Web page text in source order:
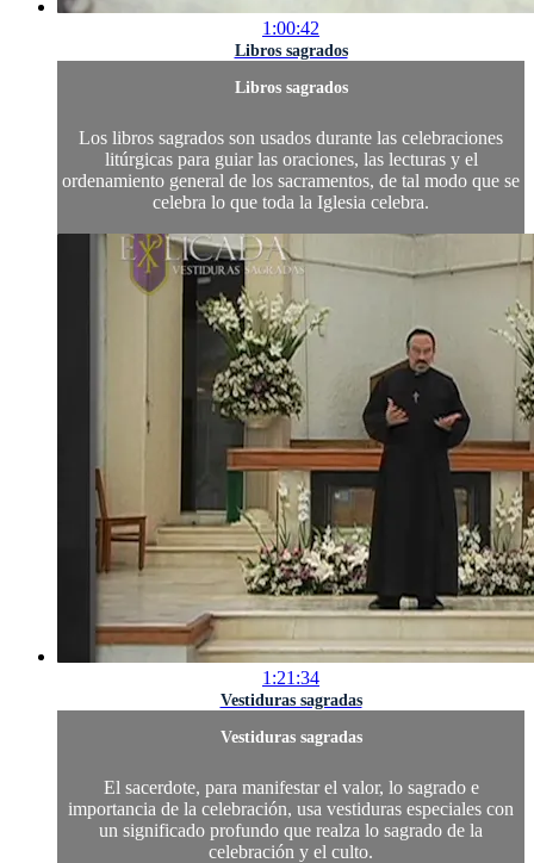
1:00:42
Libros sagrados
Libros sagrados
Los libros sagrados son usados durante las celebraciones
litúrgicas para guiar las oraciones, las lecturas y el
ordenamiento general de los sacramentos, de tal modo que se
celebra lo que toda la Iglesia celebra.
1:21:34
Vestiduras sagradas
Vestiduras sagradas
El sacerdote, para manifestar el valor, lo sagrado e
importancia de la celebración, usa vestiduras especiales con
un significado profundo que realza lo sagrado de la
celebración y el culto.